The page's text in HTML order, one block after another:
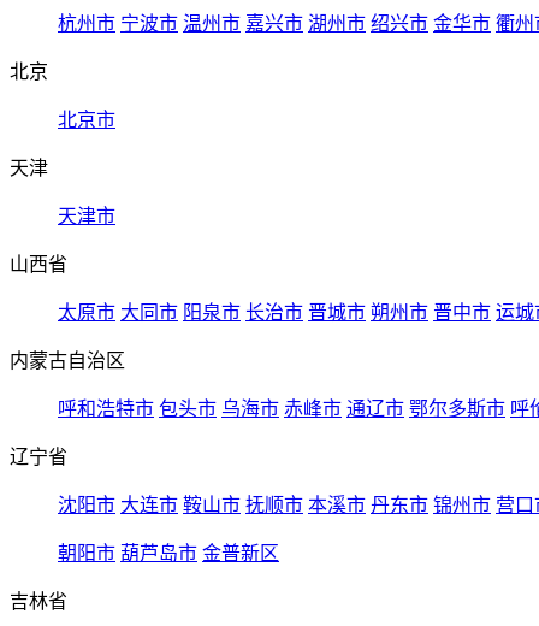
杭州市 宁波市 温州市 嘉兴市 湖州市 绍兴市 金华市 衢州
北京
北京市
天津
天津市
山西省
太原市 大同市 阳泉市 长治市 晋城市 朔州市 晋中市 运城
内蒙古自治区
呼和浩特市 包头市 乌海市 赤峰市 通辽市 鄂尔多斯市 呼
辽宁省
沈阳市 大连市 鞍山市 抚顺市 本溪市 丹东市 锦州市 营口
朝阳市 葫芦岛市 金普新区
吉林省